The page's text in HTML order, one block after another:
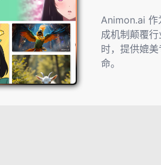
Animon.ai 作
成机制颠覆
时，提供媲
命。